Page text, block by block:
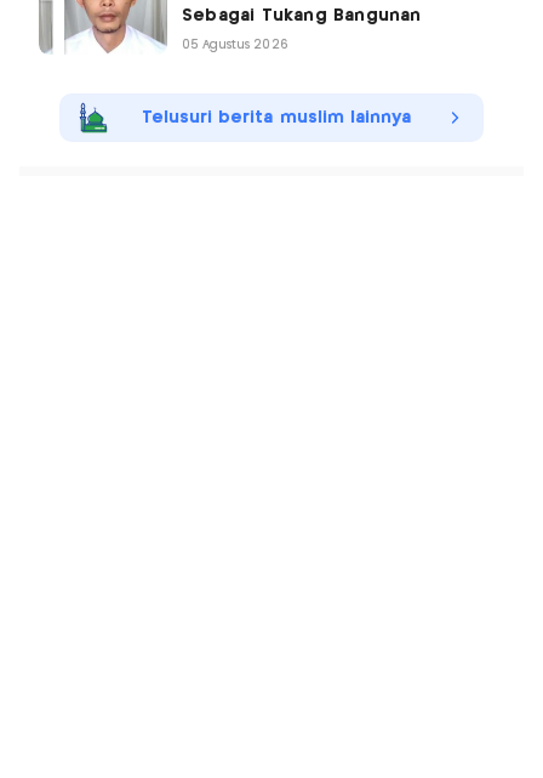
Sebagai Tukang Bangunan
05 Agustus 2026
Telusuri berita muslim lainnya